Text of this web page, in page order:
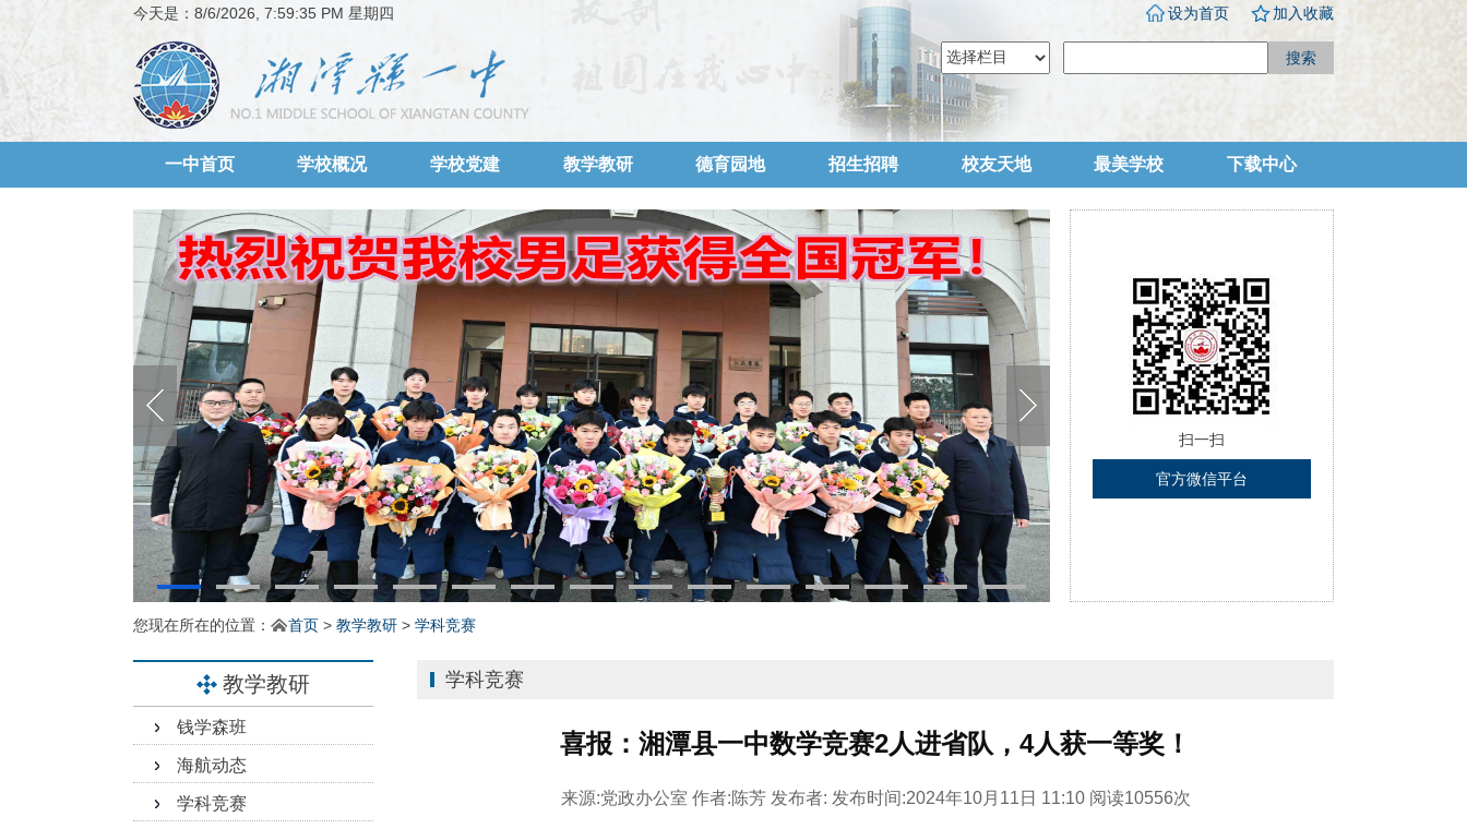
今天是： 8/6/2026, 7:59:36 PM 星期四 设为首页 加入收藏
搜索
一中首页 学校概况 学校党建 教学教研 德育园地 招生招聘 校友天地 最美学校 下载中心
扫一扫
官方微信平台
您现在所在的位置： 首页 > 教学教研 > 学科竞赛
教学教研
钱学森班
海航动态
学科竞赛
学科竞赛
喜报：湘潭县一中数学竞赛2人进省队，4人获一等奖！
来源:党政办公室 作者:陈芳 发布者: 发布时间:2024年10月11日 11:10阅读10556次